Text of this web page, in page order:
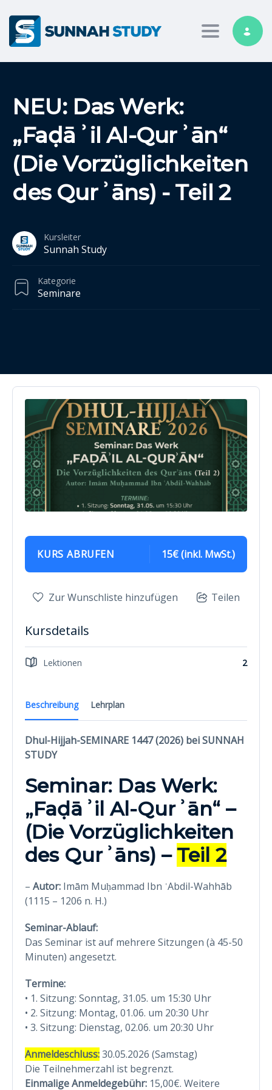
Toggle
NEU: Das Werk:
„Faḍāʾil Al-Qurʾān“
(Die Vorzüglichkeiten
des Qurʾāns) - Teil 2
Kursleiter
Sunnah Study
Kategorie
Seminare
Beschreibung Lehrplan
Dhul-Hijjah-SEMINARE 1447 (2026) bei SUNNAH
STUDY
Seminar: Das Werk:
„Faḍāʾil Al-Qurʾān“ –
(Die Vorzüglichkeiten
des Qurʾāns) – Teil 2
– Autor: Imām Muḥammad Ibn ʿAbdil-Wahhāb
(1115 – 1206 n. H.)
Seminar-Ablauf:
Das Seminar ist auf mehrere Sitzungen (à 45-50
Minuten) angesetzt.
Termine:
• 1. Sitzung: Sonntag, 31.05. um 15:30 Uhr
• 2. Sitzung: Montag, 01.06. um 20:30 Uhr
• 3. Sitzung: Dienstag, 02.06. um 20:30 Uhr
Anmeldeschluss:30.05.2026 (Samstag)
Die Teilnehmerzahl ist begrenzt.
Einmalige Anmeldegebühr: 15,00€. Weitere
KURS ABRUFEN 15€ (inkl. MwSt.)
Zur Wunschliste hinzufügen Teilen
Kursdetails
Lektionen 2